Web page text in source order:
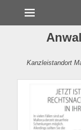
Kanzleistandort